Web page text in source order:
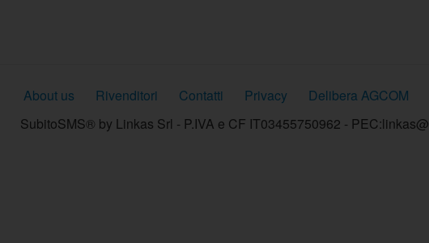
About us Rivenditori Contatti Privacy Delibera AGCOM
SubitoSMS® by Linkas Srl - P.IVA e CF IT03455750962 -